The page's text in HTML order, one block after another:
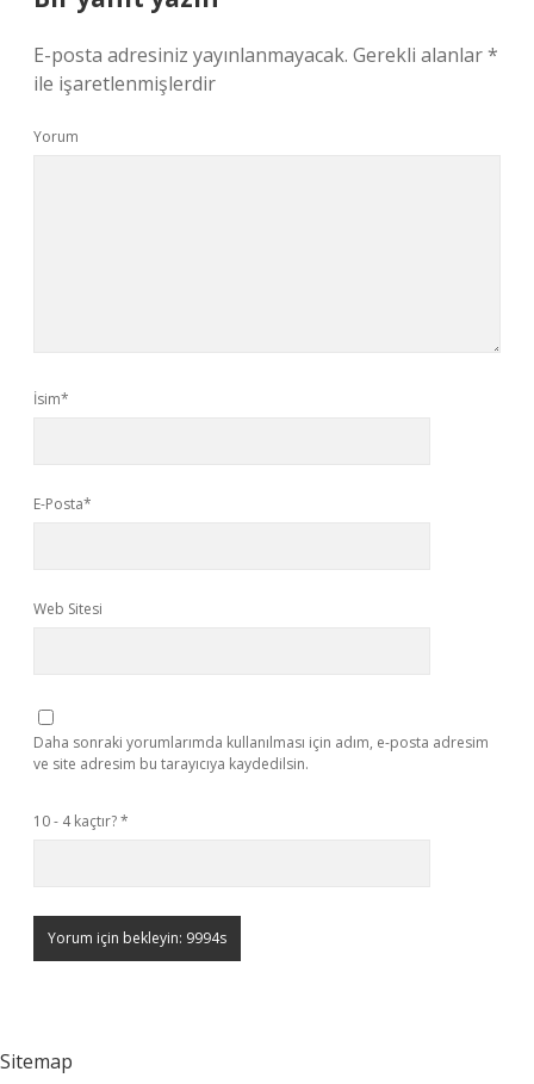
E-posta adresiniz yayınlanmayacak. Gerekli alanlar*
ile işaretlenmişlerdir
Yorum
İsim*
E-Posta*
Web Sitesi
Daha sonraki yorumlarımda kullanılması için adım, e-posta adresim
ve site adresim bu tarayıcıya kaydedilsin.
10 - 4 kaçtır?*
Sitemap